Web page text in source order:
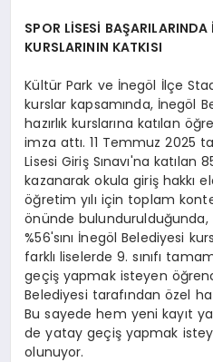
SPOR LİSESİ BAŞARILARINDA
KURSLARININ KATKISI
Kültür Park ve İnegöl İlçe
kurslar kapsamında, İnegöl
hazırlık kurslarına katılan
imza attı. 11 Temmuz 2025
Lisesi Giriş Sınavı'na katılan
kazanarak okula giriş hakkı
öğretim yılı için toplam
önünde
%56'sını İnegöl Belediyesi
farklı liselerde 9. sınıfı
geçiş yapmak isteyen
Belediyesi tarafından özel
Bu sayede hem yeni kayıt
de yatay geçiş yapmak
olunuyor.